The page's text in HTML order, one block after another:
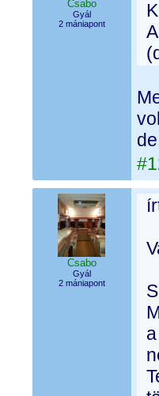
Csabo
Gyál
2 mániapont
Csabo
Gyál
2 mániapont